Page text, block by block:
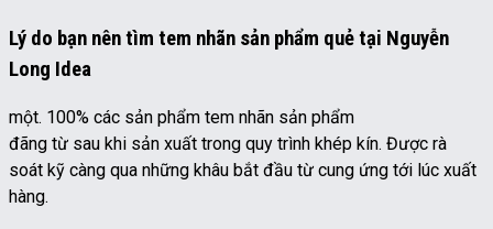
Lý do bạn nên tìm tem nhãn sản phẩm quẻ tại Nguyễn
Long Idea
một. 100% các sản phẩm tem nhãn sản phẩm
đãng từ sau khi sản xuất trong quy trình khép kín. Được rà
soát kỹ càng qua những khâu bắt đầu từ cung ứng tới lúc xuất
hàng.